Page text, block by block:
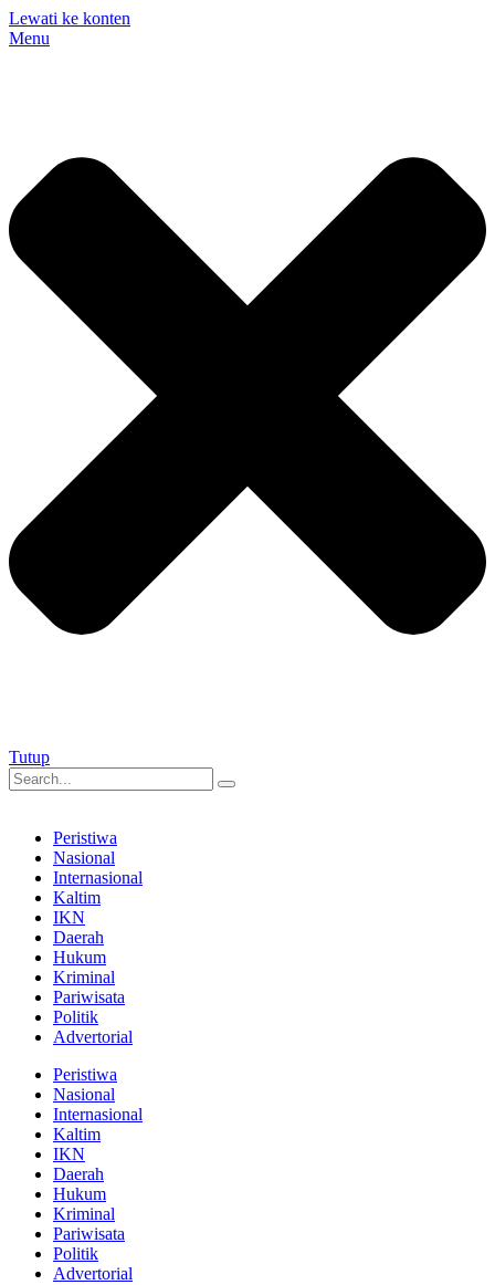
Lewati ke konten
Menu
Tutup
Peristiwa
Nasional
Internasional
Kaltim
IKN
Daerah
Hukum
Kriminal
Pariwisata
Politik
Advertorial
Peristiwa
Nasional
Internasional
Kaltim
IKN
Daerah
Hukum
Kriminal
Pariwisata
Politik
Advertorial